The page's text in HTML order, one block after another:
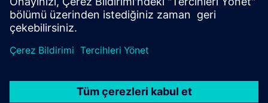
Daha fazla bilgi edinin